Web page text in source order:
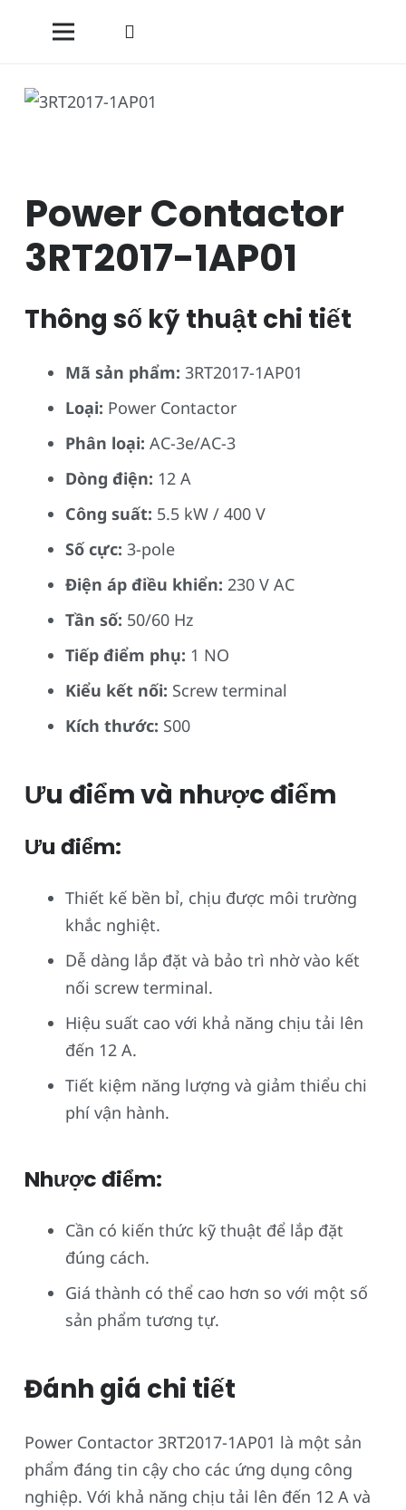
Power Contactor
3RT2017-1AP01
Thông số kỹ thuật chi tiết
Mã sản phẩm: 3RT2017-1AP01
Loại: Power Contactor
Phân loại: AC-3e/AC-3
Dòng điện: 12 A
Công suất: 5.5 kW / 400 V
Số cực: 3-pole
Điện áp điều khiển: 230 V AC
Tần số: 50/60 Hz
Tiếp điểm phụ: 1 NO
Kiểu kết nối: Screw terminal
Kích thước: S00
Ưu điểm và nhược điểm
Ưu điểm:
Thiết kế bền bỉ, chịu được môi trường
khắc nghiệt.
Dễ dàng lắp đặt và bảo trì nhờ vào kết
nối screw terminal.
Hiệu suất cao với khả năng chịu tải lên
đến 12 A.
Tiết kiệm năng lượng và giảm thiểu chi
phí vận hành.
Nhược điểm:
Cần có kiến thức kỹ thuật để lắp đặt
đúng cách.
Giá thành có thể cao hơn so với một số
sản phẩm tương tự.
Đánh giá chi tiết
Power Contactor 3RT2017-1AP01 là một sản
phẩm đáng tin cậy cho các ứng dụng công
nghiệp. Với khả năng chịu tải lên đến 12 A và